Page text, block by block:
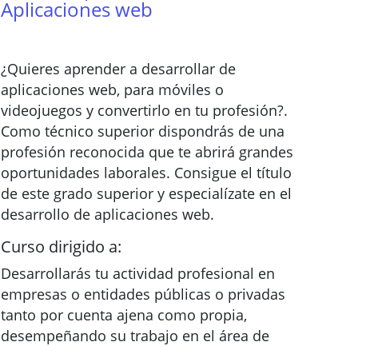
Aplicaciones web
¿Quieres aprender a desarrollar de
aplicaciones web, para móviles o
videojuegos y convertirlo en tu profesión?.
Como técnico superior dispondrás de una
profesión reconocida que te abrirá grandes
oportunidades laborales. Consigue el título
de este grado superior y especialízate en el
desarrollo de aplicaciones web.
Curso dirigido a:
Desarrollarás tu actividad profesional en
empresas o entidades públicas o privadas
tanto por cuenta ajena como propia,
desempeñando su trabajo en el área de